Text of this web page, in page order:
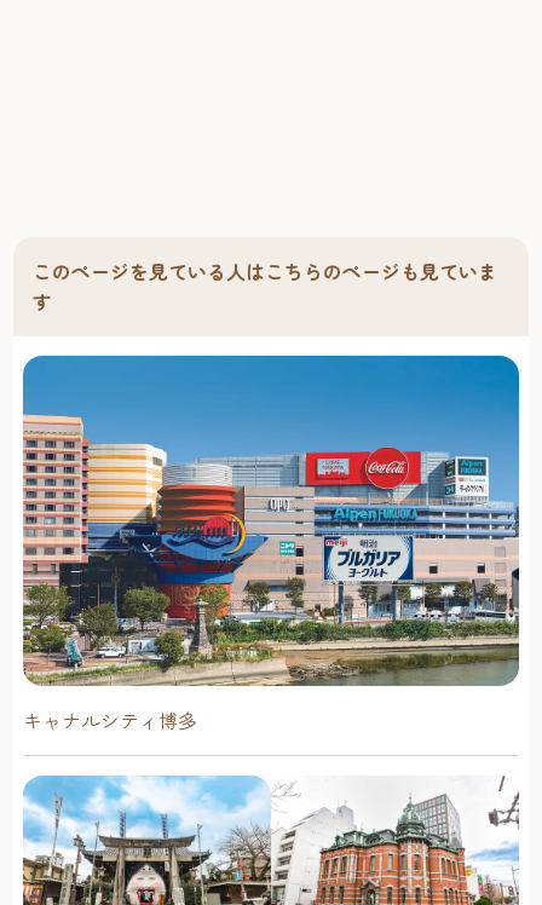
このページを見ている人はこちらのページも見ていま
す
キャナルシティ博多